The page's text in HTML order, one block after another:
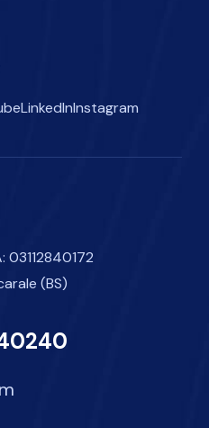
LinkedInInstagram
03112840172
(BS)